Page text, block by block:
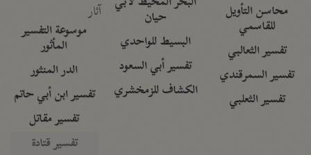
محاسن التأويل
للقاسمي
تفسير الثعالبي
تفسير السمرقندي
تفسير الثعلبي
حيان
البسيط للواحدي
تفسير أبي السعود
الكشاف للزمخشري
آثار
موسوعة التفسير
المأثور
الدر المنثور
تفسير ابن أبي حاتم
تفسير مقاتل
تفسير قتادة